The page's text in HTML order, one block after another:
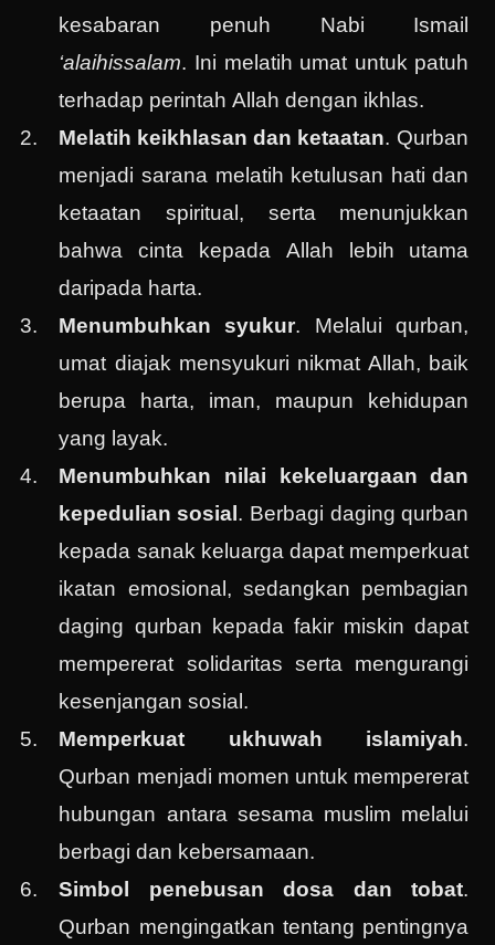
kesabaran penuh Nabi Ismail
‘alaihissalam. Ini melatih umat untuk patuh
terhadap perintah Allah dengan ikhlas.
Melatih keikhlasan dan ketaatan. Qurban
menjadi sarana melatih ketulusan hati dan
ketaatan spiritual, serta menunjukkan
bahwa cinta kepada Allah lebih utama
daripada harta.
Menumbuhkan syukur. Melalui qurban,
umat diajak mensyukuri nikmat Allah, baik
berupa harta, iman, maupun kehidupan
yang layak.
Menumbuhkan nilai kekeluargaan dan
kepedulian sosial . Berbagi daging qurban
kepada sanak keluarga dapat memperkuat
ikatan emosional, sedangkan pembagian
daging qurban kepada fakir miskin dapat
mempererat solidaritas serta mengurangi
kesenjangan sosial.
Memperkuat ukhuwah islamiyah.
Qurban menjadi momen untuk mempererat
hubungan antara sesama muslim melalui
berbagi dan kebersamaan.
Simbol penebusan dosa dan tobat.
Qurban mengingatkan tentang pentingnya